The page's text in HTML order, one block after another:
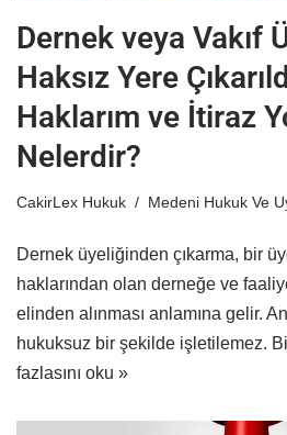
Dernek veya Vakıf
Haksız Yere
Haklarım ve İtiraz
Nelerdir?
CakirLex Hukuk Medeni Hukuk Ve
Dernek üyeliğinden çıkarma, bir
haklarından olan derneğe ve
elinden alınması anlamına gelir.
hukuksuz bir şekilde işletilemez.
fazlasını oku »